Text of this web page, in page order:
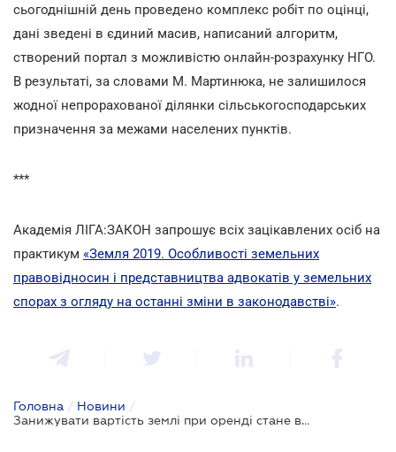
сьогоднішній день проведено комплекс робіт по оцінці,
дані зведені в єдиний масив, написаний алгоритм,
створений портал з можливістю онлайн-розрахунку НГО.
В результаті, за словами М. Мартинюка, не залишилося
жодної непрорахованої ділянки сільськогосподарських
призначення за межами населених пунктів.
***
Академія ЛІГА:ЗАКОН запрошує всіх зацікавлених осіб на
практикум «Земля 2019. Особливості земельних
правовідносин і представництва адвокатів у земельних
спорах з огляду на останні зміни в законодавстві».
Головна / Новини /
Занижувати вартість землі при оренді стане важче